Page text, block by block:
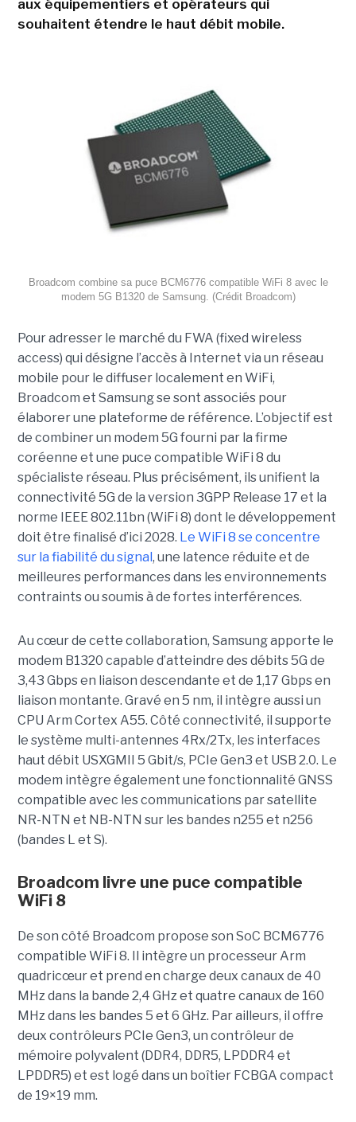
aux équipementiers et opérateurs qui
souhaitent étendre le haut débit mobile.
Broadcom combine sa puce BCM6776 compatible WiFi 8 avec le
modem 5G B1320 de Samsung. (Crédit Broadcom)
Pour adresser le marché du FWA (fixed wireless
access) qui désigne l’accès à Internet via un réseau
mobile pour le diffuser localement en WiFi,
Broadcom et Samsung se sont associés pour
élaborer une plateforme de référence. L’objectif est
de combiner un modem 5G fourni par la firme
coréenne et une puce compatible WiFi 8 du
spécialiste réseau. Plus précisément, ils unifient la
connectivité 5G de la version 3GPP Release 17 et la
norme IEEE 802.11bn (WiFi 8) dont le développement
doit être finalisé d’ici 2028. Le WiFi 8 se concentre
sur la fiabilité du signal , une latence réduite et de
meilleures performances dans les environnements
contraints ou soumis à de fortes interférences.
Au cœur de cette collaboration, Samsung apporte le
modem B1320 capable d’atteindre des débits 5G de
3,43 Gbps en liaison descendante et de 1,17 Gbps en
liaison montante. Gravé en 5 nm, il intègre aussi un
CPU Arm Cortex A55. Côté connectivité, il supporte
le système multi-antennes 4Rx/2Tx, les interfaces
haut débit USXGMII 5 Gbit/s, PCIe Gen3 et USB 2.0. Le
modem intègre également une fonctionnalité GNSS
compatible avec les communications par satellite
NR-NTN et NB-NTN sur les bandes n255 et n256
(bandes L et S).
Broadcom livre une puce compatible
WiFi 8
De son côté Broadcom propose son SoC BCM6776
compatible WiFi 8. Il intègre un processeur Arm
quadricœur et prend en charge deux canaux de 40
MHz dans la bande 2,4 GHz et quatre canaux de 160
MHz dans les bandes 5 et 6 GHz. Par ailleurs, il offre
deux contrôleurs PCIe Gen3, un contrôleur de
mémoire polyvalent (DDR4, DDR5, LPDDR4 et
LPDDR5) et est logé dans un boîtier FCBGA compact
de 19×19 mm.